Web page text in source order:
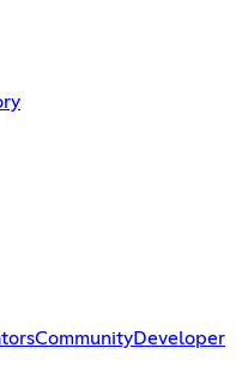
CommunityDeveloper